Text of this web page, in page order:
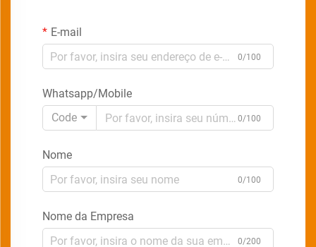
E-mail
0/100
Whatsapp/Mobile
Code
0/100
Nome
0/100
Nome da Empresa
0/200